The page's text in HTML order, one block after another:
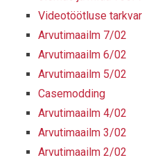
Videotöötluse
Arvutimaailm 7/02
Arvutimaailm 6/02
Arvutimaailm 5/02
Casemodding
Arvutimaailm 4/02
Arvutimaailm 3/02
Arvutimaailm 2/02